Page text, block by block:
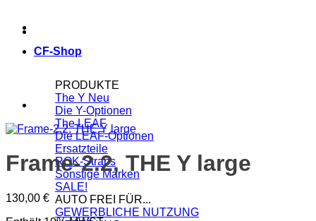
CF-Shop
PRODUKTE
The Y
Die Y-Optionen
The LEAF
Die LEAF-Optionen
Ersatzteile
ROK-Straps
Sonstige Marken
SALE!
AUTO FREI FÜR...
GEWERBLICHE NUTZUNG
Frame-2.2, THE Y large
130,00 €